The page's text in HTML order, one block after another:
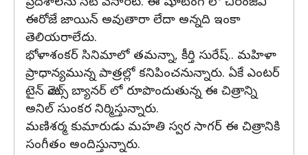
ఈరోజే జాయిన్ అవుతారా లేదా అన్నది ఇంకా
తెలియరాలేదు.
భోళాశంకర్ సినిమాలో తమన్నా, కీర్తి సురేష్.. మహిళా
ప్రాధాన్యమున్న పాత్రల్లో కనిపించనున్నారు. ఏకే ఎంటర్
టైన్ మెంట్స్ బ్యానర్ లో రూపొందుతున్న ఈ చిత్రాన్ని
అనిల్ సుంకర నిర్మిస్తున్నారు.
మణిశర్మ కుమారుడు మహతి స్వర సాగర్ ఈ చిత్రానికి
సంగీతం అందిస్తున్నారు.